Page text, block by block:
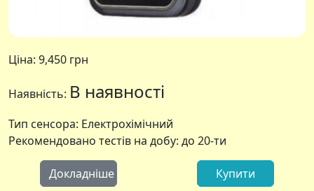
Ціна: 9,450 грн
Наявність: В наявності
Тип сенсора: Електрохімічний
Рекомендовано тестів на добу: до 20-ти
Докладніше Купити